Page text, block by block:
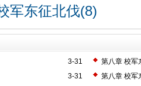
军东征北伐(8)
3-31
第八章 校军
3-31
第八章 校军